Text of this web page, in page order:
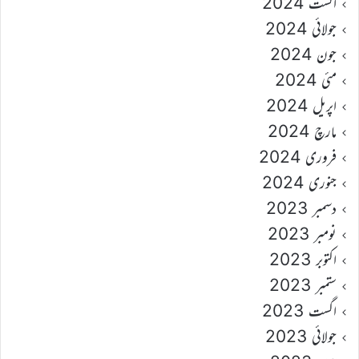
جولائی 2024
جون 2024
مئی 2024
اپریل 2024
مارچ 2024
فروری 2024
جنوری 2024
دسمبر 2023
نومبر 2023
اکتوبر 2023
ستمبر 2023
اگست 2023
جولائی 2023